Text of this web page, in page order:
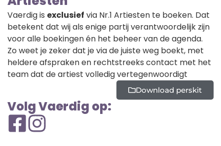
Vaerdig is exclusief via Nr.1 Artiesten te boeken. Dat
betekent dat wij als enige partij verantwoordelijk zijn
voor alle boekingen én het beheer van de agenda.
Zo weet je zeker dat je via de juiste weg boekt, met
heldere afspraken en rechtstreeks contact met het
team dat de artiest volledig vertegenwoordigt
Download perskit
Volg Vaerdig op: